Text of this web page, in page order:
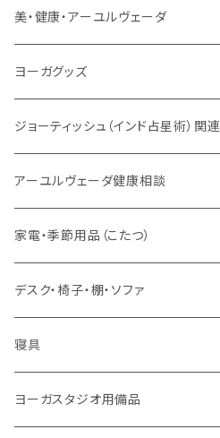
サンスクリット讃歌、叙事詩
インド古典音楽
ほか
サンスクリット教材
チベタンベル、ティンシャ
線香
法具・珠数・神仏象
ヤントラ
宝石
雑貨
ブランケット
Tシャツ
VEDAヤントラロゴ入り
スマホケース
VEDA CENTER ヤントラロゴ入り
美・健康・アーユルヴェーダ
健康全般/アーユルヴェーダ
ボディケア
ヘアケア
アイドロップ
オーガニック・アーユルヴェーダ
ヨーガ / 瞑想
毎日の生活目的
ヨーガグッズ
ジョーティッシュ（インド占星術）関連
総合相談
３問コース
５問コース
相性診断
長期予測
誕生時間選定
大まかな誕生時間
ヤジニャ / 宝石 / マントラ / 名付け
アーユルヴェーダ健康相談
家電・季節用品（こたつ）
季節・空調家電
こたつ・こたつ用品
デスク・椅子・棚・ソファ
寝具
ヨーガスタジオ用備品